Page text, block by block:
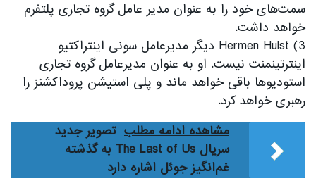
سمت‌های خود را به عنوان مدیر عامل گروه تجاری پلتفرم
خواهد داشت.
3) Hermen Hulst دیگر مدیرعامل سونی اینتراکتیو
اینترتینمنت نیست. او به عنوان مدیرعامل گروه تجاری
استودیوها باقی خواهد ماند و پلی استیشن پروداکشنز را
رهبری خواهد کرد.
مشاهده ادامه مطلب تصویر جدید
سریال The Last of Us به گذشته
غم‌انگیز جوئل اشاره دارد